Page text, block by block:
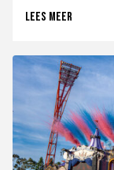
Lees meer